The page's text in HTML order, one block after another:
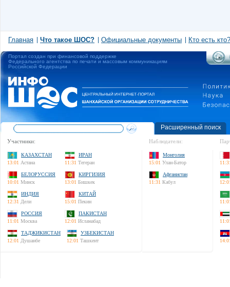
Главная Что такое ШОС? Официальные документы Кто есть кто?
Портал создан при финансовой поддержке
Федерального агентства по печати и массовым коммуникациям
Российской Федерации
Расширенный поиск
Участники:
КАЗАХСТАН
13:01 Астана
ИРАН
11:31 Тегеран
БЕЛОРУССИЯ
10:01 Минск
КИРГИЗИЯ
13:01 Бишкек
ИНДИЯ
12:31 Дели
КИТАЙ
15:01 Пекин
РОССИЯ
11:01 Москва
ПАКИСТАН
12:01 Исламабад
ТАДЖИКИСТАН
12:01 Душанбе
УЗБЕКИСТАН
12:01 Ташкент
Наблюдатели:
Монголия
15:01 Улан-Батор
Афганистан
11:31 Кабул